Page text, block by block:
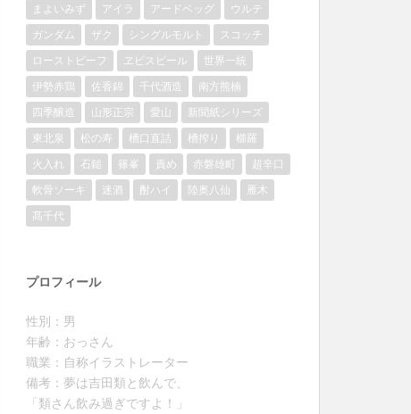
まよいみず
アイラ アードベッグ
ウルテ
ガンダム
ザク シングルモルト
スコッチ
ローストビーフ
ヱビスビール
世界一統
伊勢赤鶏
佐香錦 千代酒造
南方熊楠
四季醸造
山形正宗 愛山
新聞紙シリーズ
東北泉
松の寿 槽口直詰 槽搾り
櫛羅
火入れ
石鎚 篠峯 責め 赤磐雄町
超辛口
軟骨ソーキ
迷酒 酎ハイ 陸奥八仙
雁木
髙千代
プロフィール
性別：男
年齢：おっさん
職業：自称イラストレーター
備考：夢は吉田類と飲んで、
「類さん飲み過ぎですよ！」